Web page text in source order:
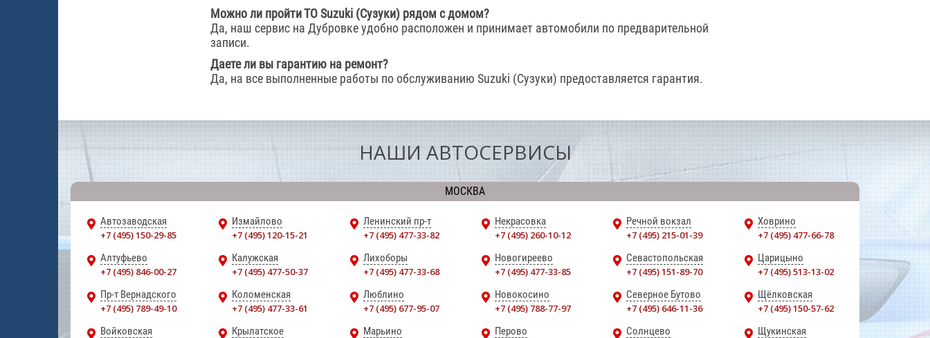
Можно ли пройти ТО Suzuki (Сузуки) рядом с домом?
Да, наш сервис на Дубровке удобно расположен и принимает автомобили по предварительной
записи.
Даете ли вы гарантию на ремонт?
Да, на все выполненные работы по обслуживанию Suzuki (Сузуки) предоставляется гарантия.
НАШИ АВТОСЕРВИСЫ
МОСКВА
Автозаводская
+7 (495) 150-29-85
Измайлово
+7 (495) 120-15-21
Ленинский пр-т
+7 (495) 477-33-82
Некрасовка
+7 (495) 260-10-12
Речной вокзал
+7 (495) 215-01-39
Ховрино
+7 (495) 477-66-78
Алтуфьево
+7 (495) 846-00-27
Калужская
+7 (495) 477-50-37
Лихоборы
+7 (495) 477-33-68
Новогиреево
+7 (495) 477-33-85
Севастопольская
+7 (495) 151-89-70
Царицыно
+7 (495) 513-13-02
Пр-т Вернадского
+7 (495) 789-49-10
Коломенская
+7 (495) 477-33-61
Люблино
+7 (495) 677-95-07
Новокосино
+7 (495) 788-77-97
Северное Бутово
+7 (495) 646-11-36
Щёлковская
+7 (495) 150-57-62
Войковская
Крылатское
Марьино
Перово
Солнцево
Щукинская